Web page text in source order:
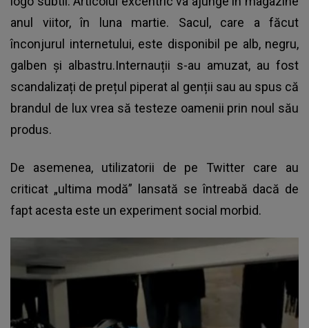
anul viitor, în luna martie. Sacul, care a făcut
înconjurul internetului, este disponibil pe alb, negru,
galben şi albastru.Internauții s-au amuzat, au fost
scandalizați de prețul piperat al genții sau au spus că
brandul de lux vrea să testeze oamenii prin noul său
produs.
De asemenea, utilizatorii de pe Twitter care au
criticat „ultima modă” lansată se întreabă dacă de
fapt acesta este un experiment social morbid.